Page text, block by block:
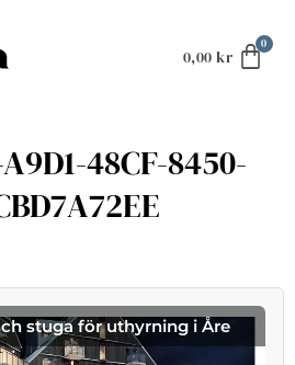
0,00 kr
48CF-8450-
stuga för uthyrning i Åre